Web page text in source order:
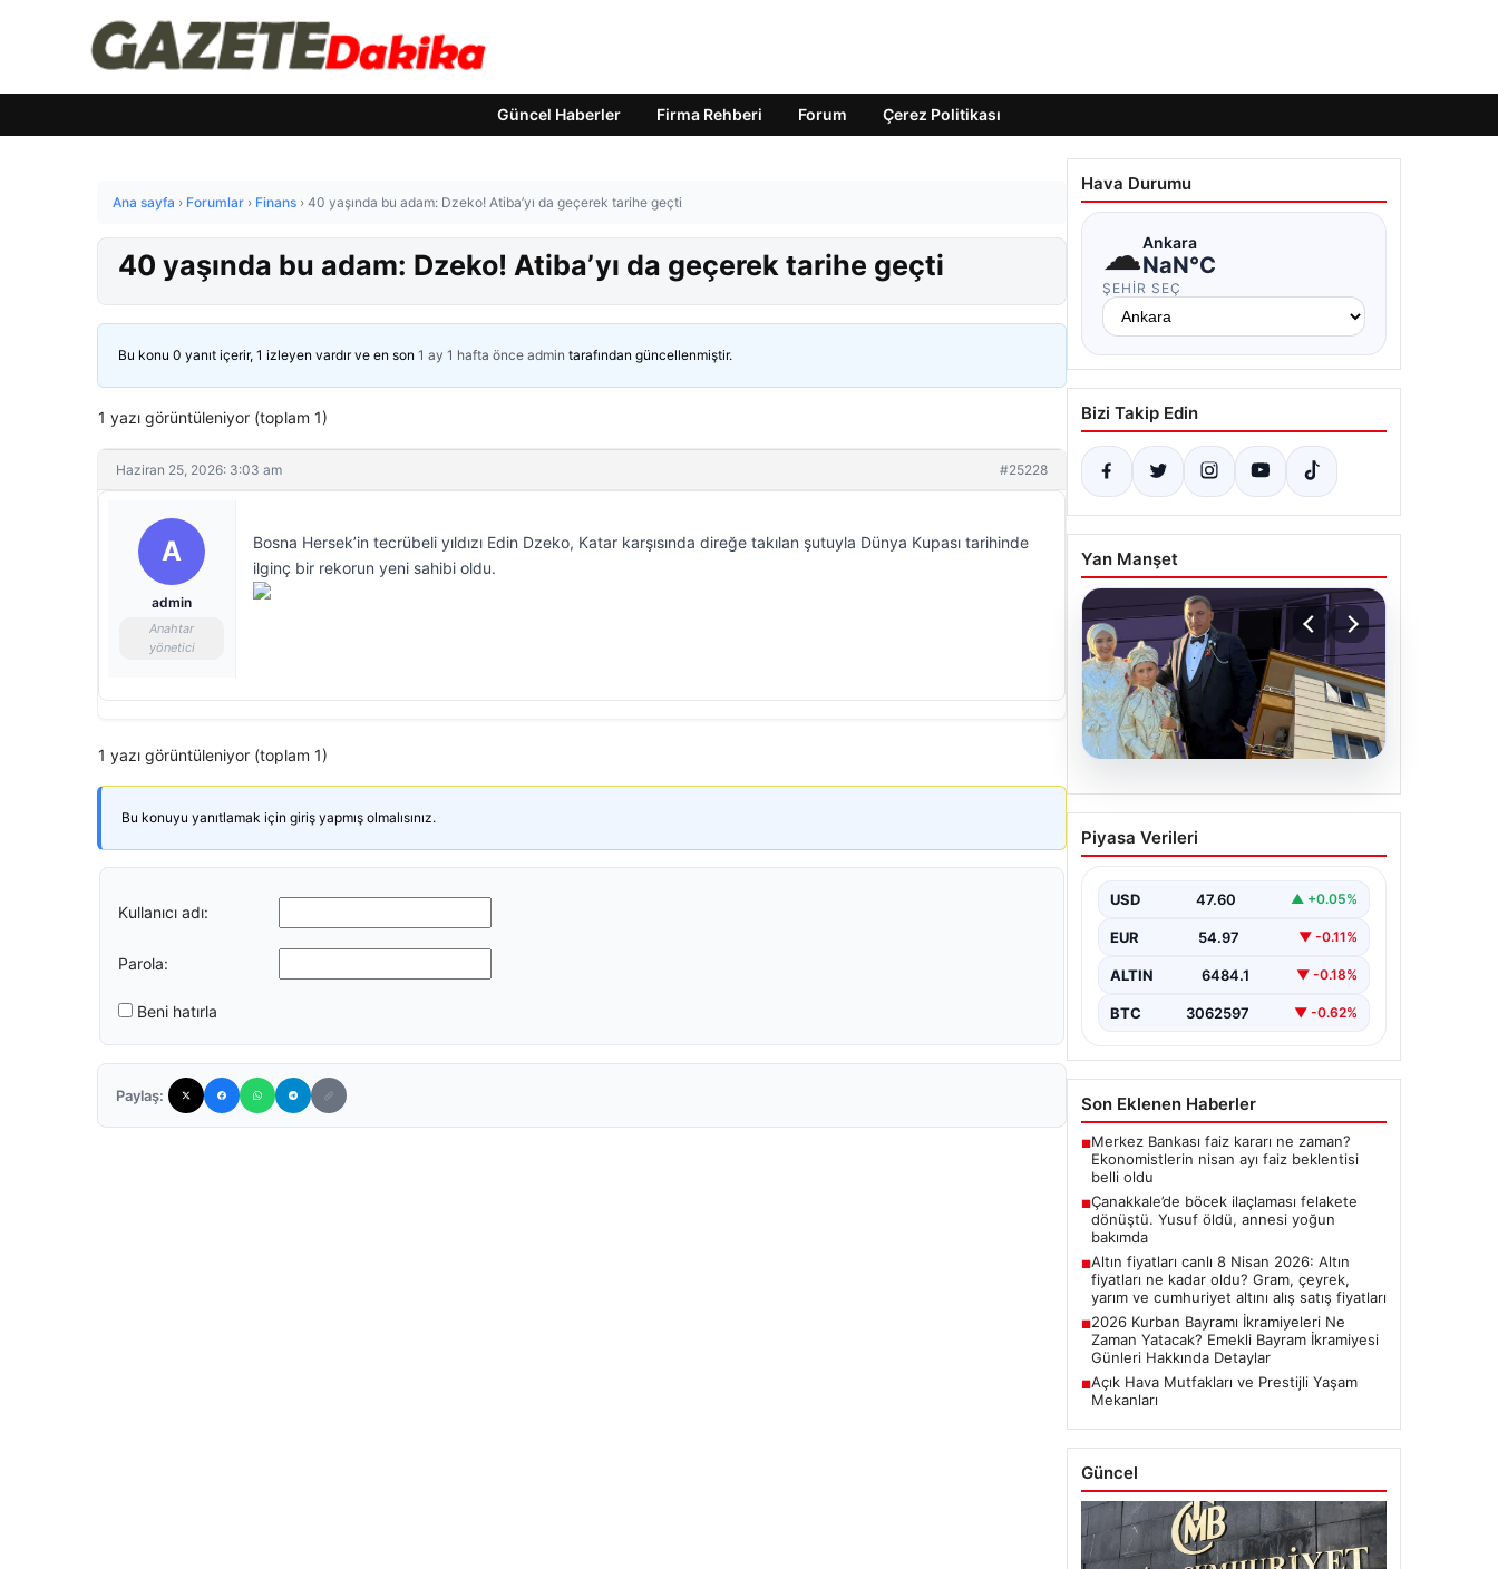
Güncel Haberler Firma Rehberi Forum Çerez Politikası
Ana sayfa › Forumlar › Finans › 40 yaşında bu adam: Dzeko! Atiba’yı da geçerek tarihe geçti
40 yaşında bu adam: Dzeko! Atiba’yı da geçerek tarihe geçti
Bu konu 0 yanıt içerir, 1 izleyen vardır ve en son 1 ay 1 hafta önce admin tarafından güncellenmiştir.
1 yazı görüntüleniyor (toplam 1)
Haziran 25, 2026: 3:03 am #25228
A
admin
Anahtar
yönetici
Bosna Hersek’in tecrübeli yıldızı Edin Dzeko, Katar karşısında direğe takılan şutuyla Dünya Kupası tarihinde
ilginç bir rekorun yeni sahibi oldu.
1 yazı görüntüleniyor (toplam 1)
Bu konuyu yanıtlamak için giriş yapmış olmalısınız.
Kullanıcı adı:
Parola:
Beni hatırla
Paylaş:
Hava Durumu
☁Ankara
NaN°C
ŞEHIR SEÇ
Bizi Takip Edin
Yan Manşet
Çanakkale’de böcek
ilaçlaması felakete
annesi yoğun bakımda
Piyasa Verileri
USD 47.60 ▲ +0.05%
EUR 54.97 ▼ -0.11%
ALTIN 6484.1 ▼ -0.18%
BTC 3062597 ▼ -0.62%
Son Eklenen Haberler
■Merkez Bankası faiz kararı ne zaman?
Ekonomistlerin nisan ayı faiz beklentisi
belli oldu
■Çanakkale’de böcek ilaçlaması felakete
dönüştü. Yusuf öldü, annesi yoğun
bakımda
■Altın fiyatları canlı 8 Nisan 2026: Altın
fiyatları ne kadar oldu? Gram, çeyrek,
yarım ve cumhuriyet altını alış satış fiyatları
■2026 Kurban Bayramı İkramiyeleri Ne
Zaman Yatacak? Emekli Bayram İkramiyesi
Günleri Hakkında Detaylar
■Açık Hava Mutfakları ve Prestijli Yaşam
Mekanları
Güncel